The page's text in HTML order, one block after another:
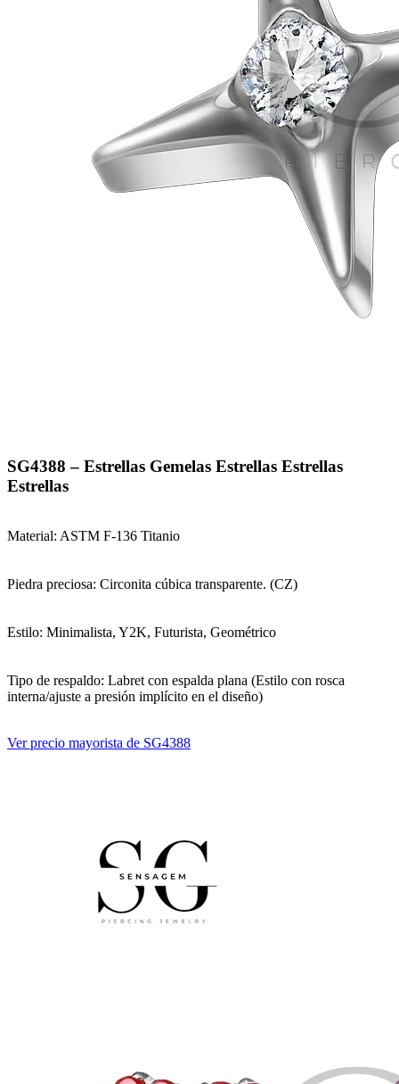
SG4388 – Estrellas Gemelas Estrellas Estrellas
Estrellas
Material: ASTM F-136 Titanio
Piedra preciosa: Circonita cúbica transparente. (CZ)
Estilo: Minimalista, Y2K, Futurista, Geométrico
Tipo de respaldo: Labret con espalda plana (Estilo con rosca
interna/ajuste a presión implícito en el diseño)
Ver precio mayorista de SG4388